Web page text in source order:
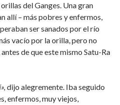
del Ganges. Una gran
allí – más pobres y enfermos,
ser sanados por el río
vacío por la orilla, pero no
de que este mismo Satu-Ra
dijo alegremente. Iba seguido
enfermos, muy viejos,